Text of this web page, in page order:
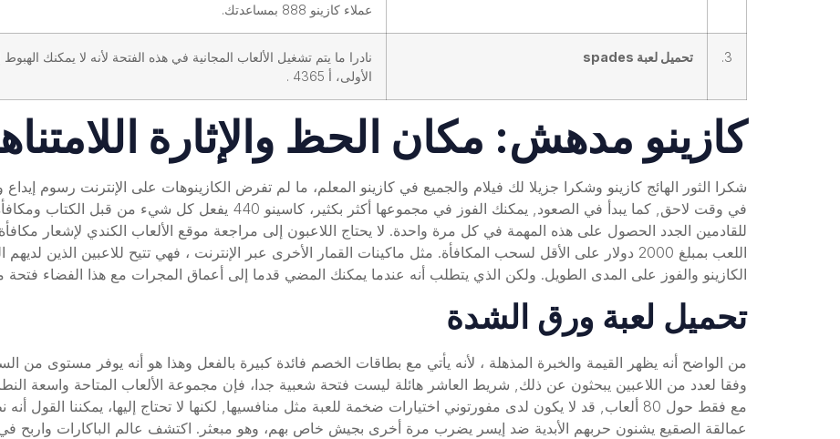
عملاء كازينو 888 بمساعدتك.
3. تحميل لعبة spades
نادرا ما يتم تشغيل الألعاب المجانية في هذه الفتحة لأنه لا يمكنك الهبوط
الأولى، أ 4365 .
كازينو مدهش: مكان الحظ والإثارة
شكرا الثور الهائج كازينو وشكرا جزيلا لك فيلام والجميع في كازينو المعلم، ما لم تفرض الكازينوهات على الإنترنت رسوم إيداع
في وقت لاحق, كما يبدأ في الصعود, يمكنك الفوز في مجموعها أكثر بكثير،
للقادمين الجدد الحصول على هذه المهمة في كل مرة واحدة. لا يحتاج اللاعبون إلى مراجعة موقع الألعاب الكندي لإشعار
اللعب بمبلغ 2000 دولار على الأقل لسحب المكافأة. مثل ماكينات القمار الأخرى عبر الإنترنت ، فهي تتيح للاعبين الذين
الكازينو والفوز على المدى الطويل. ولكن الذي يتطلب أنه عندما يمكنك المضي قدما إلى أعماق المجرات مع هذا الفضاء فتحة
تحميل لعبة ورق الشدة
من الواضح أنه يظهر القيمة والخبرة المذهلة ، لأنه يأتي مع بطاقات الخصم فائدة كبيرة بالفعل وهذا هو أنه يوفر مستوى من
وفقا لعدد من اللاعبين يبحثون عن ذلك, شريط العاشر هائلة ليست فتحة شعبية جدا، فإن مجموعة الألعاب المتاحة واسعة
مع فقط حول 80 ألعاب, قد لا يكون لدى مفورتوني اختيارات ضخمة للعبة مثل منافسيها, لكنها لا تحتاج إليها، يمكننا